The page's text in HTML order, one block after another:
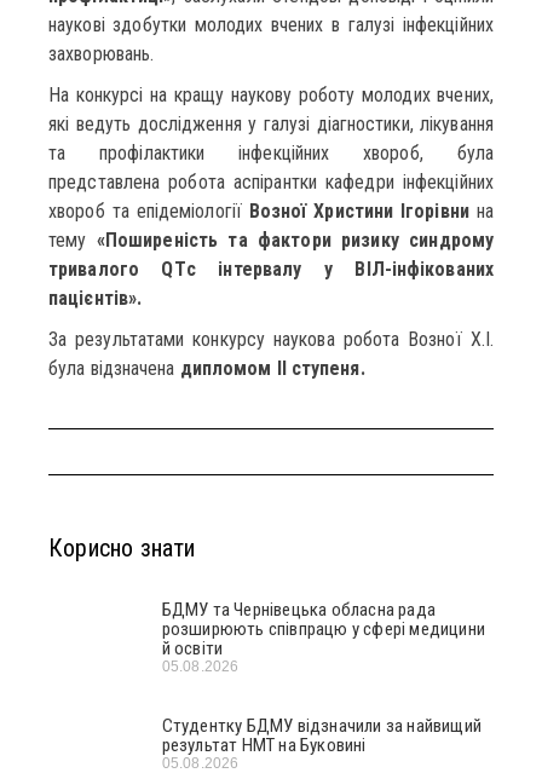
наукові здобутки молодих вчених в галузі інфекційних
захворювань.
На конкурсі на кращу наукову роботу молодих вчених,
які ведуть дослідження у галузі діагностики, лікування
та профілактики інфекційних хвороб, була
представлена робота аспірантки кафедри інфекційних
хвороб та епідеміології Возної Христини Ігорівнина
тему «Поширеність та фактори ризику синдрому
тривалого QTс інтервалу у ВІЛ-інфікованих
пацієнтів».
За результатами конкурсу наукова робота Возної Х.І.
була відзначена дипломом ІІ ступеня.
Корисно знати
БДМУ та Чернівецька обласна рада
розширюють співпрацю у сфері медицини
й освіти
05.08.2026
Студентку БДМУ відзначили за найвищий
результат НМТ на Буковині
05.08.2026